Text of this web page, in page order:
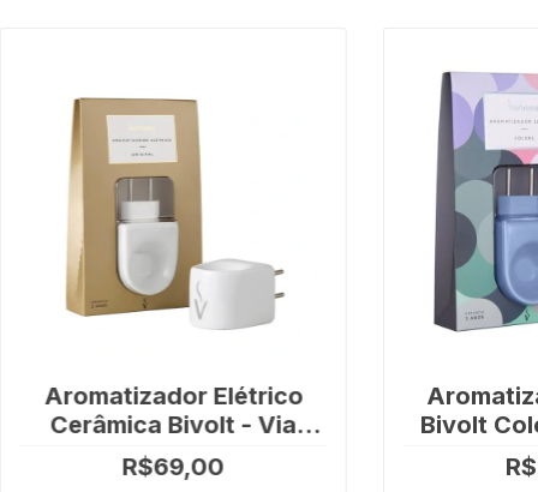
Aromatizador Elétrico
Cerâmica Bivolt - Via
Aroma
R$69,00
Bivolt